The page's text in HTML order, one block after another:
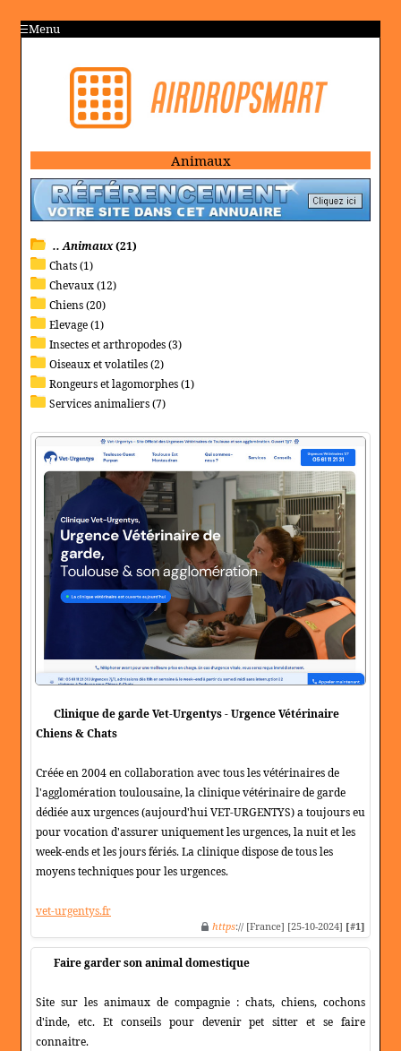
Menu
Animaux
.. Animaux(21)
Chats (1)
Chevaux (12)
Chiens (20)
Elevage (1)
Insectes et arthropodes (3)
Oiseaux et volatiles (2)
Rongeurs et lagomorphes (1)
Services animaliers (7)
Clinique de garde Vet-Urgentys - Urgence Vétérinaire
Chiens & Chats
Créée en 2004 en collaboration avec tous les vétérinaires de
l'agglomération toulousaine, la clinique vétérinaire de garde
dédiée aux urgences (aujourd'hui VET-URGENTYS) a toujours eu
pour vocation d'assurer uniquement les urgences, la nuit et les
week-ends et les jours fériés. La clinique dispose de tous les
moyens techniques pour les urgences.
vet-urgentys.fr
https:// [France] [25-10-2024] [#1]
Faire garder son animal domestique
Site sur les animaux de compagnie : chats, chiens, cochons
d'inde, etc. Et conseils pour devenir pet sitter et se faire
connaitre.